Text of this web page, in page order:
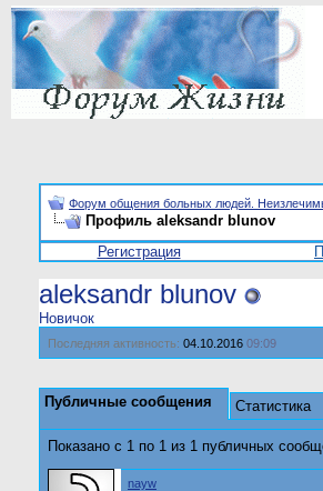
Форум общения больных людей.
Профиль aleksandr blunov
Регистрация
aleksandr blunov
Новичок
Последняя активность: 04.10.2016 09:09
Публичные сообщения Статистика
Показано с 1 по 1 из 1 публичных
nayw